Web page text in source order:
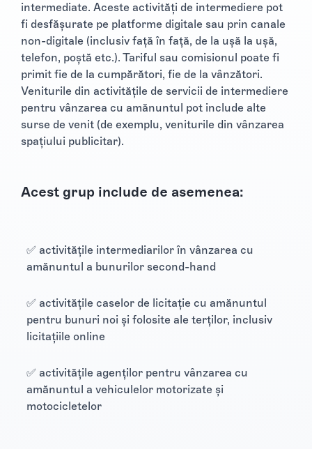
intermediate. Aceste activități de intermediere pot
fi desfășurate pe platforme digitale sau prin canale
non-digitale (inclusiv față în față, de la ușă la ușă,
telefon, poștă etc.). Tariful sau comisionul poate fi
primit fie de la cumpărători, fie de la vânzători.
Veniturile din activitățile de servicii de intermediere
pentru vânzarea cu amănuntul pot include alte
surse de venit (de exemplu, veniturile din vânzarea
spațiului publicitar).
Acest grup include de asemenea:
✅ activitățile intermediarilor în vânzarea cu
amănuntul a bunurilor second-hand
✅ activitățile caselor de licitație cu amănuntul
pentru bunuri noi și folosite ale terților, inclusiv
licitațiile online
✅ activitățile agenților pentru vânzarea cu
amănuntul a vehiculelor motorizate și
motocicletelor